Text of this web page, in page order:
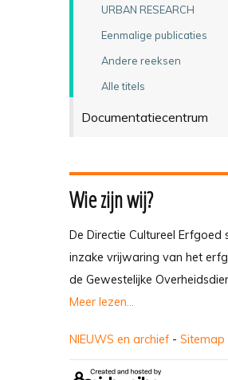
URBAN RESEARCH
Eenmalige publicaties
Andere reeksen
Alle titels
Documentatiecentrum
Wie zijn wij?
De Directie Cultureel
inzake vrijwaring van het
de Gewestelijke
Meer lezen...
NIEUWS en archief - Sitemap